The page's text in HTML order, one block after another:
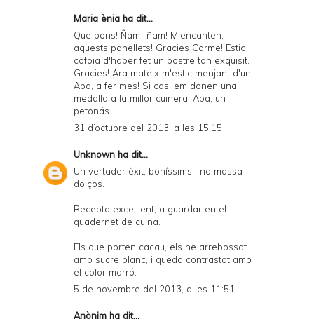
Maria ènia ha dit...
Que bons! Ñam- ñam! M'encanten,
aquests panellets! Gracies Carme! Estic
cofoia d'haber fet un postre tan exquisit.
Gracies! Ara mateix m'estic menjant d'un.
Apa, a fer mes! Si casi em donen una
medalla a la millor cuinera. Apa, un
petonás.
31 d’octubre del 2013, a les 15:15
Unknown ha dit...
Un vertader èxit, boníssims i no massa
dolços.
Recepta excel·lent, a guardar en el
quadernet de cuina.
Els que porten cacau, els he arrebossat
amb sucre blanc, i queda contrastat amb
el color marró.
5 de novembre del 2013, a les 11:51
Anònim ha dit...